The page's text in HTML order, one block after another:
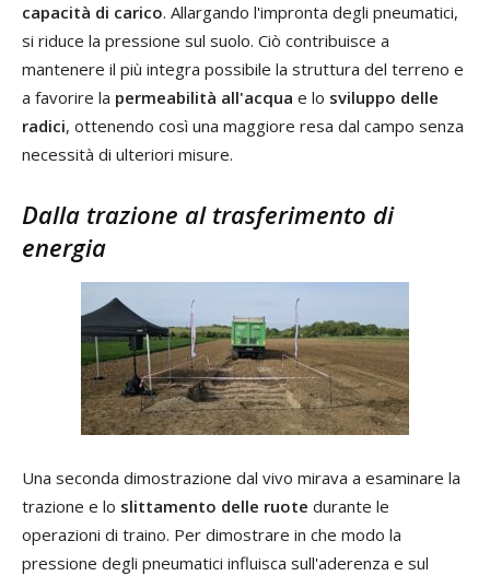
capacità di carico. Allargando l'impronta degli pneumatici,
si riduce la pressione sul suolo. Ciò contribuisce a
mantenere il più integra possibile la struttura del terreno e
a favorire la permeabilità all'acqua e lo sviluppo delle
radici, ottenendo così una maggiore resa dal campo senza
necessità di ulteriori misure.
Dalla trazione al trasferimento di
energia
Una seconda dimostrazione dal vivo mirava a esaminare la
trazione e lo slittamento delle ruote durante le
operazioni di traino. Per dimostrare in che modo la
pressione degli pneumatici influisca sull'aderenza e sul